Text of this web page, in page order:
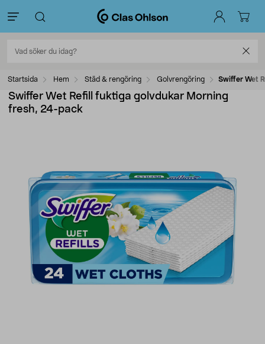
Startsida Hem Städ & rengöring Golvrengöring Swiffer Wet
Swiffer Wet Refill fuktiga golvdukar Morning
fresh, 24-pack